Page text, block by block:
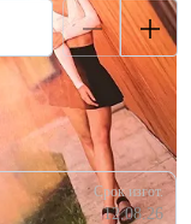
Срок изгот.
12.08.26